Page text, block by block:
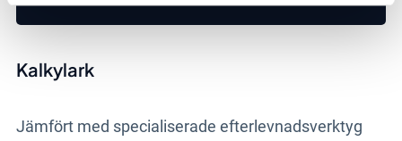
Kalkylark
Jämfört med specialiserade efterlevnadsverktyg